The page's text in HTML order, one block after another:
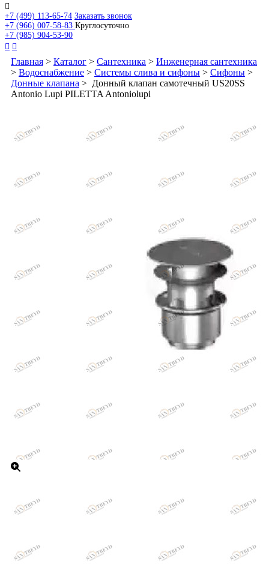

+7 (499) 113-65-74 Заказать звонок
+7 (966) 007-58-83 Круглосуточно
+7 (985) 904-53-90
 
Главная > Каталог > Сантехника > Инженерная сантехника
> Водоснабжение > Системы слива и сифоны > Сифоны >
Донные клапана > Донный клапан самотечный US20SS
Antonio Lupi PILETTA Antoniolupi